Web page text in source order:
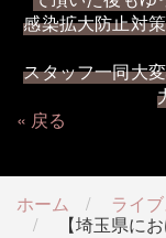
感染拡大防止対
スタッフ一同大
戻る
ホーム
ライ
【埼玉県に